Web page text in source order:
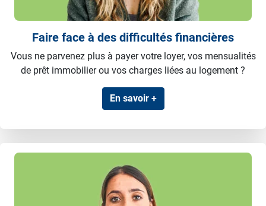
Faire face à des difficultés financières
Vous ne parvenez plus à payer votre loyer, vos mensualités
de prêt immobilier ou vos charges liées au logement ?
En savoir +